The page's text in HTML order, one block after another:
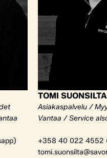
TOMI SUONSILTA
Asiakaspalvelu /
Vantaa / Service
+358 40 022 4552